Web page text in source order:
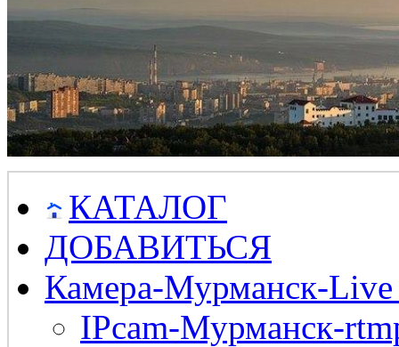
КАТАЛОГ
ДОБАВИТЬСЯ
Камера-Мурманск-
IPcam-Мурманск-